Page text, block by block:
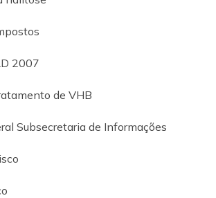
2007
de VHB
Subsecretaria de Informações